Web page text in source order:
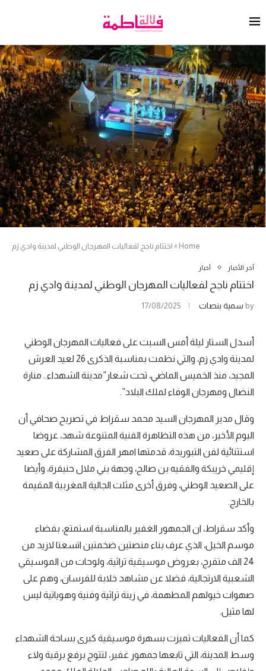
Home
» اختتام ناجح لفعاليات المهرجان الوطني لمدينة وادي زم
آخر الأخبار أخبار
اختتام ناجح لفعاليات المهرجان الوطني لمدينة وادي زم
by سمية بنصات 17/08/2025
أسدل الستار ليلة أمس السبت على فعاليات المهرجان الوطني
لمدينة وادي زم، والتي نظمت بمناسبة الذكرى 26 لعيد العرش
المجيد، منذ الخميس الماضي، تحت شعار”مدينة الشهداء.. منارة
النضال ومهرجان الوفاء لملك البلاد”.
وقال مدير المهرجان السيد محمد سقراط في تصريح صحافي أن
اليوم الأخير، من هذه التظاهرة الفنية المتنوعة شهد، عروضا
استثنائية لفن التبوريدة، قدمتها امهر الفرق المشاركة على صعيد
إقليمي خريبكة والفقيه بن صالح، وجهة بني ملال حنيفرة، وأيضا
على الصعيد الوطني، وفرق أخرى مثلت الجالية المغربية المقيمة
بالخارج.
وأكد سقراط، ان الجمهور الغفير بالمناسبة استمتع، بفضاء
موسم الخيل، الذي عرف بناء منصتين ضخمتين اتسعتا لازيد من
24 الف متفرج، بعروض موسيقية تراثية، ولوحات من الموسيقي
الشعبية الارتجالية، فضلا عن مشاهد خلابة للفرسان، وهم على
صهوات خيولهم المطهمة، في زينة تراثية وفنية وهوياتية ليس
لها مثيل.
كما أن الفعاليات تميزت بسهرة موسيقية كبرى بساحة الشهداء
وسط المدينة، التي تابعها جمهور غفير، لتتوج برفع برقية ولاء